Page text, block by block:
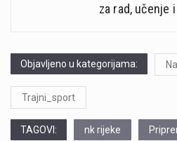
za rad, učenje
Objavljeno u kategorijama:
Trajni_sport
TAGOVI: nk rijeke